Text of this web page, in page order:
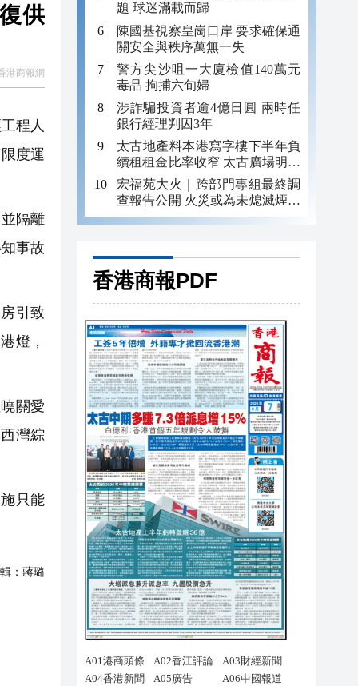
供
港商報網
程人
度運
隔離
事故
引致
燈，
關愛
灣綜
只能
： 蔣璐
題 球迷滿載而歸
陳國基視察皇崗口岸 要求確保通
關安全與秩序萬無一失
警方尖沙咀一大廈檢值140萬元
毒品 拘捕六旬婦
涉詐騙投資者逾4億日圓 兩時任
銀行經理判囚3年
太古地產料本港寫字樓下半年負
續租租金比率收窄 太古廣場明年
轉正
宏福苑大火｜跨部門專組最終調
查報告公開 火災或為未熄滅煙頭
引發
香港商報PDF